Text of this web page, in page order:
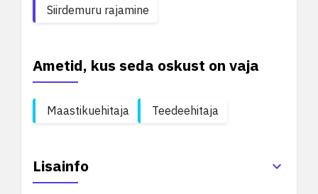
Siirdemuru rajamine
Ametid, kus seda oskust on vaja
Maastikuehitaja Teedeehitaja
Lisainfo